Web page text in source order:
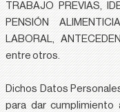
TRABAJO PREVIAS,
PENSIÓN
LABORAL,
entre otros.
Dichos Datos
para dar